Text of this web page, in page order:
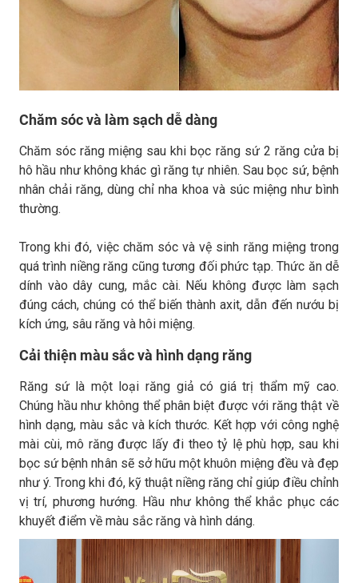
Chăm sóc và làm sạch dễ dàng
Chăm sóc răng miệng sau khi bọc răng sứ 2 răng cửa bị
hô hầu như không khác gì răng tự nhiên. Sau bọc sứ, bệnh
nhân chải răng, dùng chỉ nha khoa và súc miệng như bình
thường.
Trong khi đó, việc chăm sóc và vệ sinh răng miệng trong
quá trình niềng răng cũng tương đối phức tạp. Thức ăn dễ
dính vào dây cung, mắc cài. Nếu không được làm sạch
đúng cách, chúng có thể biến thành axit, dẫn đến nướu bị
kích ứng, sâu răng và hôi miệng.
Cải thiện màu sắc và hình dạng răng
Răng sứ là một loại răng giả có giá trị thẩm mỹ cao.
Chúng hầu như không thể phân biệt được với răng thật về
hình dạng, màu sắc và kích thước. Kết hợp với công nghệ
mài cùi, mô răng được lấy đi theo tỷ lệ phù hợp, sau khi
bọc sứ bệnh nhân sẽ sở hữu một khuôn miệng đều và đẹp
như ý. Trong khi đó, kỹ thuật niềng răng chỉ giúp điều chỉnh
vị trí, phương hướng. Hầu như không thể khắc phục các
khuyết điểm về màu sắc răng và hình dáng.